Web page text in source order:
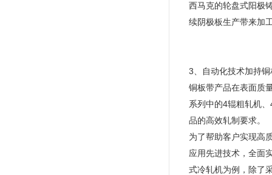
西马克的轮盘式阳极
续阴极板生产带来加
3、自动化技术加持
铜板带产品在表面质
系列中的4辊粗轧机
品的高效轧制要求。
为了帮助客户实现高
应用先进技术，全面
式冷轧机为例，除了